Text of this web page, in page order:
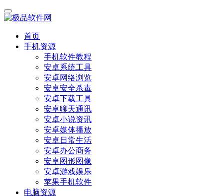
首页
手机资源
手机软件教程
安卓系统工具
安卓网络浏览
安卓安全杀毒
安卓下载工具
安卓聊天通讯
安卓小说资讯
安卓媒体播放
安卓日常生活
安卓办公商务
安卓图形图像
安卓游戏娱乐
苹果手机软件
电脑资源